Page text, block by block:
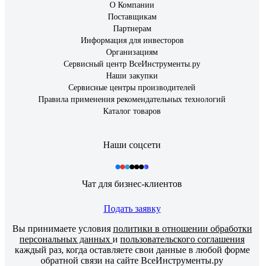
О Компании
Поставщикам
Партнерам
Информация для инвесторов
Организациям
Сервисный центр ВсеИнструменты.ру
Наши закупки
Сервисные центры производителей
Правила применения рекомендательных технологий
Каталог товаров
Наши соцсети
Чат для бизнес-клиентов
Подать заявку
Вы принимаете условия политики в отношении обработки
персональных данных и пользовательского соглашения
каждый раз, когда оставляете свои данные в любой форме
обратной связи на сайте ВсеИнструменты.ру